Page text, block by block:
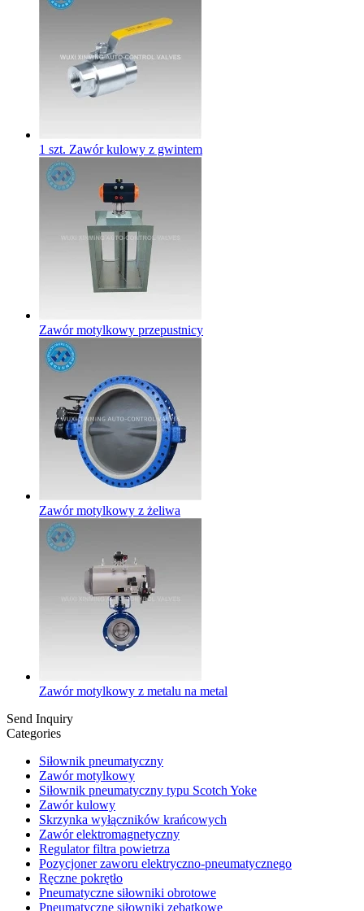
1 szt. Zawór kulowy z gwintem
Zawór motylkowy przepustnicy
Zawór motylkowy z żeliwa
Zawór motylkowy z metalu na metal
Send Inquiry
Categories
Siłownik pneumatyczny
Zawór motylkowy
Siłownik pneumatyczny typu Scotch Yoke
Zawór kulowy
Skrzynka wyłączników krańcowych
Zawór elektromagnetyczny
Regulator filtra powietrza
Pozycjoner zaworu elektryczno-pneumatycznego
Ręczne pokrętło
Pneumatyczne siłowniki obrotowe
Pneumatyczne siłowniki zębatkowe